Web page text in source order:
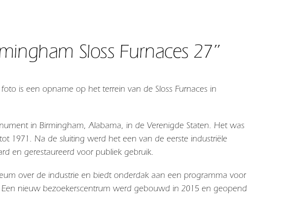
Sloss Furnaces 27”
is een opname op het terrein van de Sloss Furnaces in
in Birmingham, Alabama, in de Verenigde Staten. Het was
1971. Na de sluiting werd het een van de eerste industriële
en gerestaureerd voor publiek gebruik.
over de industrie en biedt onderdak aan een programma voor
nieuw bezoekerscentrum werd gebouwd in 2015 en geopend